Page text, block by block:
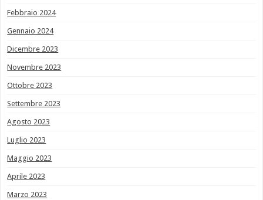
Febbraio 2024
Gennaio 2024
Dicembre 2023
Novembre 2023
Ottobre 2023
Settembre 2023
Agosto 2023
Luglio 2023
Maggio 2023
Aprile 2023
Marzo 2023